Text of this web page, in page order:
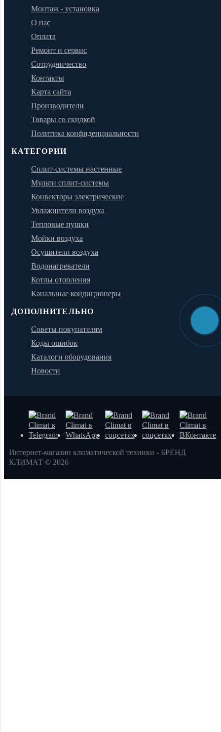
Монтаж - установка
О нас
Оплата
Ремонт и сервис
Сотрудничество
Контакты
Карта сайта
Производители
Товары со скидкой
Политика конфиденциальности
КАТЕГОРИИ
Сплит-системы настенные
Мульти сплит-системы
Конвекторы электрические
Увлажнители воздуха
Тепловые пушки
Мойки воздуха
Осушители воздуха
Водонагреватели
Котлы отопления
Канальные кондиционеры
ДОПОЛНИТЕЛЬНО
Советы покупателям
Коды ошибок
Каталоги оборудования
Новости
Интернет-магазин климатической техники - БРЕНД
КЛИМАТ © 2026